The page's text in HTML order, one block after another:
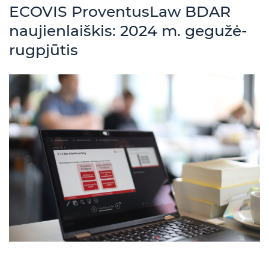
ECOVIS ProventusLaw BDAR
naujienlaiškis: 2024 m. gegužė-
rugpjūtis